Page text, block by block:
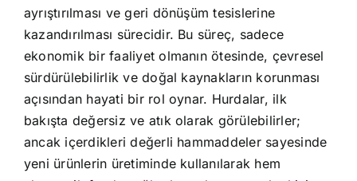
ayrıştırılması ve geri dönüşüm tesislerine
kazandırılması sürecidir. Bu süreç, sadece
ekonomik bir faaliyet olmanın ötesinde, çevresel
sürdürülebilirlik ve doğal kaynakların korunması
açısından hayati bir rol oynar. Hurdalar, ilk
bakışta değersiz ve atık olarak görülebilirler;
ancak içerdikleri değerli hammaddeler sayesinde
yeni ürünlerin üretiminde kullanılarak hem